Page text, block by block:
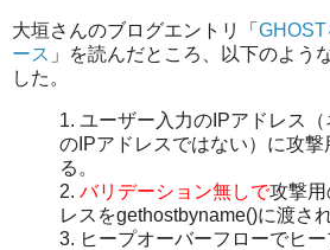
大垣さんのブログエントリ「
ース 」を読んだところ、以下のよう
した。
1. ユーザー入力のIPアドレス
のIPアドレスではない）に攻撃
る。
2. バリデーション無しで攻撃用
レスをgethostbyname()に渡され
3. ヒープオーバーフローでヒー